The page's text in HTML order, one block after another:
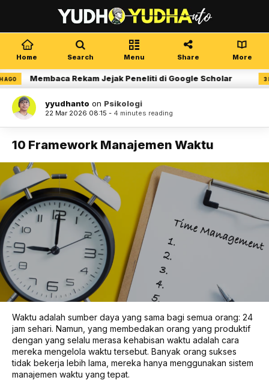
Home Search Menu Share More
Membaca Rekam Jejak Peneliti di Google Scholar 3 MONTH
yyudhanto on Psikologi
22 Mar 2026 08:15 - 4 minutes reading
10 Framework Manajemen Waktu
Waktu adalah sumber daya yang sama bagi semua orang: 24
jam sehari. Namun, yang membedakan orang yang produktif
dengan yang selalu merasa kehabisan waktu adalah cara
mereka mengelola waktu tersebut. Banyak orang sukses
tidak bekerja lebih lama, mereka hanya menggunakan sistem
manajemen waktu yang tepat.